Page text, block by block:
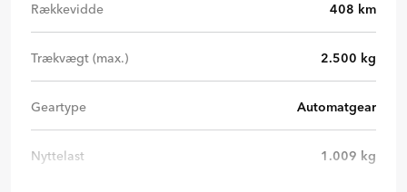
Rækkevidde 408 km
Trækvægt (max.) 2.500 kg
Geartype Automatgear
Nyttelast 1.009 kg